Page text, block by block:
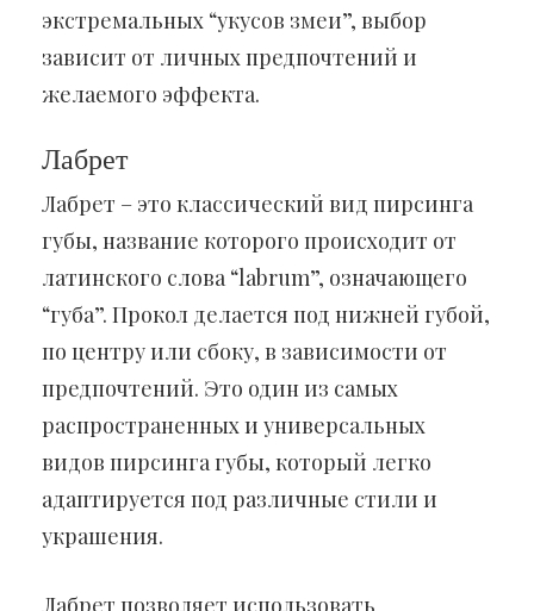
экстремальных “укусов змеи”, выбор
зависит от личных предпочтений и
желаемого эффекта.
Лабрет
Лабрет – это классический вид пирсинга
губы, название которого происходит от
латинского слова “labrum”, означающего
“губа”. Прокол делается под нижней губой,
по центру или сбоку, в зависимости от
предпочтений. Это один из самых
распространенных и универсальных
видов пирсинга губы, который легко
адаптируется под различные стили и
украшения.